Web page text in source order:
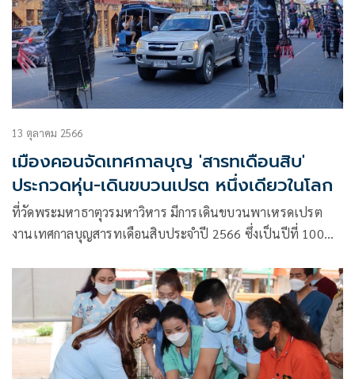
13 ตุลาคม 2566
เมืองคอนจัดเทศกาลบุญ 'สารทเดือนสิบ'
ประกวดหุ่น-เดินขบวนเปรต หนึ่งเดียวในโลก
ที่วัดพระมหาธาตุวรมหาวิหาร มีการเดินขบวนพาเหรดเปรต
งานเทศกาลบุญสารทเดือนสิบประจำปี 2566 ซึ่งเป็นปีที่ 100